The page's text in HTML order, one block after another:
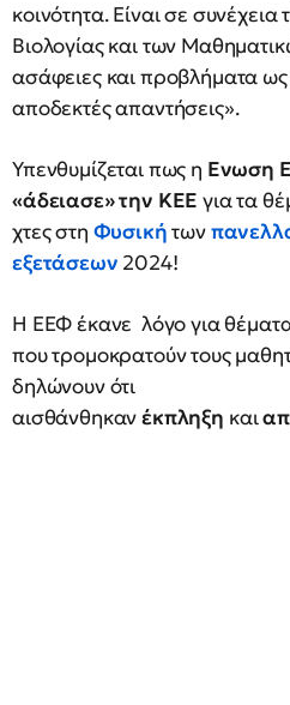
κοινότητα. Είναι σε
Βιολογίας και των
ασάφειες και προβλήματα ως
αποδεκτές απαντήσεις».
Υπενθυμίζεται πως η Ενωση
«άδειασε» την ΚΕΕγια τα
χτες στη Φυσικήτων
εξετάσεων 2024!
Η ΕΕΦ έκανε λόγο για
που τρομοκρατούν τους
δηλώνουν ότι
αισθάνθηκανέκπληξη και